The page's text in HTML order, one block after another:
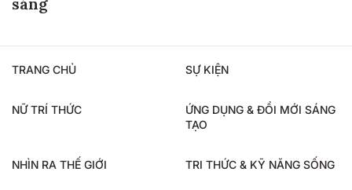
TRANG CHỦ SỰ KIỆN
NỮ TRÍ THỨC
ỨNG DỤNG & ĐỔI MỚI SÁNG
TẠO
NHÌN RA THẾ GIỚI TRI THỨC & KỸ NĂNG SỐNG